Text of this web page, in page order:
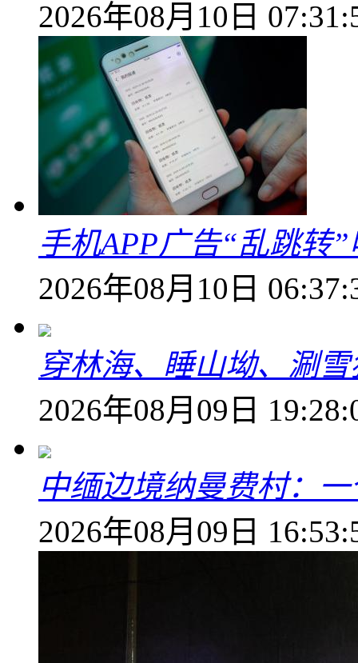
2026年08月10日
手机APP广告“乱跳转
2026年08月10日
穿林海、睡山坳、涮
2026年08月09日
中缅边境纳曼费村：
2026年08月09日